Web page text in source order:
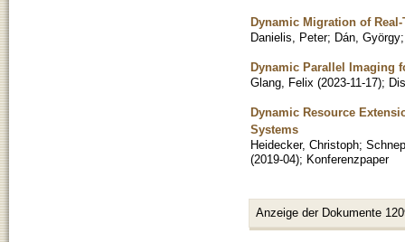
Dynamic Migration of
Danielis, Peter; Dán, György
Dynamic Parallel Imaging
Glang, Felix (2023-11-17);
Dynamic Resource
Systems
Heidecker, Christoph;
(2019-04); Konferenzpaper
Anzeige der Dokumente